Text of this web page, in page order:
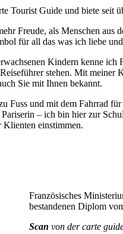
Tourist Guide und biete seit
Freude, als Menschen aus
für all das was ich liebe
Kindern kenne ich
stehen. Mit meiner
Sie mit Ihnen bekannt.
Fuss und mit dem Fahrrad
– ich bin hier zur
Klienten einstimmen.
Französisches
bestandenen Diplom
Scan von der carte